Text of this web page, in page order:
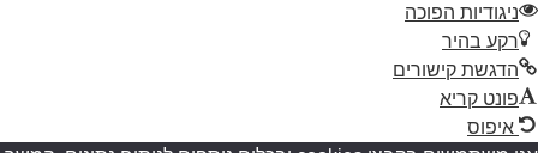
ניגודיות הפוכה
רקע בהיר
הדגשת קישורים
פונט קריא
איפוס